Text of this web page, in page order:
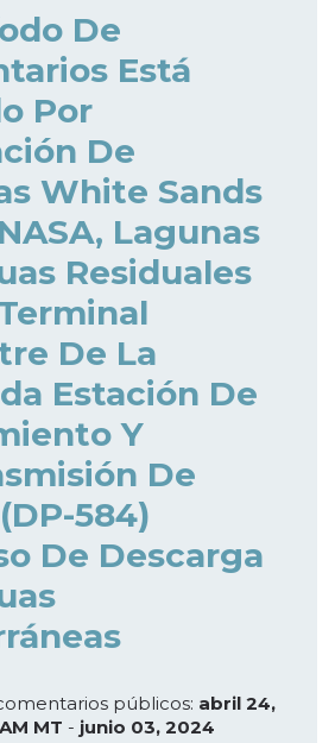
De
Está
Por
De
White Sands
Lagunas
Residuales
De La
Estación De
Y
De
584)
De Descarga
públicos: abril 24,
MT - junio 03, 2024